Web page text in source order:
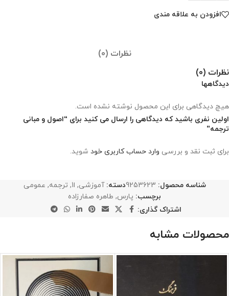
افزودن به علاقه مندی
نظرات (0)
نظرات (0)
دیدگاهها
هیچ دیدگاهی برای این محصول نوشته نشده است.
اولین نفری باشید که دیدگاهی را ارسال می کنید برای “اصول و مبانی
ترجمه”
برای ثبت نقد و بررسی وارد حساب کاربری خود شوید.
شناسه محصول: 9253623دسته: آموزشی, ا1 , ترجمه, عمومی
برچسب: پارس, طاهره صفارزاده
اشتراک گذاری:
محصولات مشابه